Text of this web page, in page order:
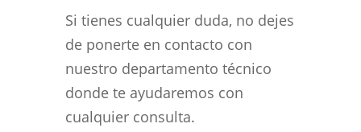
Si tienes cualquier duda, no dejes
de ponerte en contacto con
nuestro departamento técnico
donde te ayudaremos con
cualquier consulta.